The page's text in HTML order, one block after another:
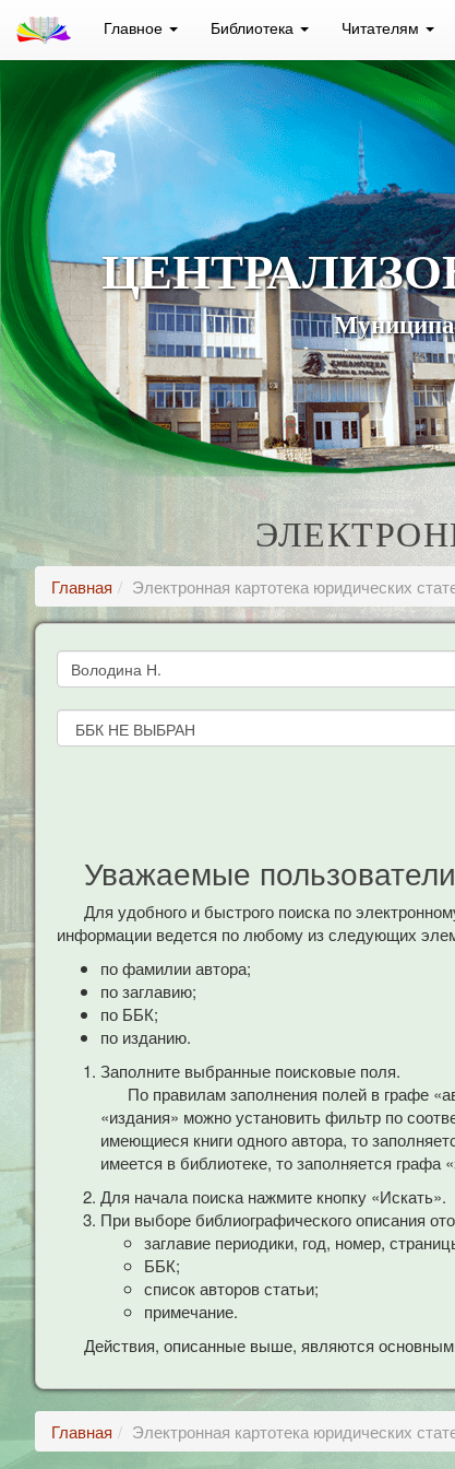
Главное Библиотека Читателям
Главная Электронная картотека юридических
Уважаемые
Для удобного и быстрого поиска по
информации ведется по любому из следующих
по фамилии автора;
по заглавию;
по ББК;
по изданию.
Заполните выбранные поисковые поля.
По правилам заполнения полей в графе
«издания» можно установить фильтр по
имеющиеся книги одного автора, то
имеется в библиотеке, то заполняется графа
Для начала поиска нажмите кнопку «Искать».
При выборе библиографического описания
заглавие периодики, год, номер,
ББК;
список авторов статьи;
примечание.
Действия, описанные выше, являются
Главная Электронная картотека юридических